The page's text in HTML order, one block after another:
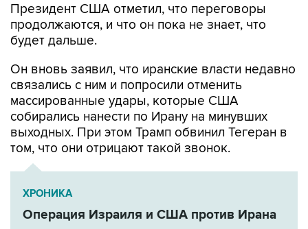
Президент США отметил, что переговоры
продолжаются, и что он пока не знает, что
будет дальше.
Он вновь заявил, что иранские власти недавно
связались с ним и попросили отменить
массированные удары, которые США
собирались нанести по Ирану на минувших
выходных. При этом Трамп обвинил Тегеран в
том, что они отрицают такой звонок.
ХРОНИКА
Операция Израиля и США против Ирана